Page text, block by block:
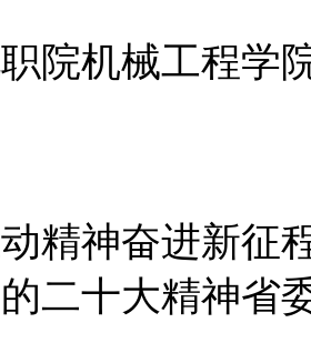
院机械工程学
精神奋进新征
二十大精神省